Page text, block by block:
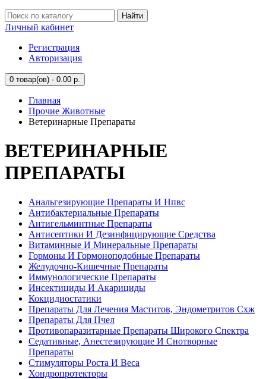
Найти
Личный кабинет
Регистрация
Авторизация
0 товар(ов) - 0.00 р.
Главная
Прочие Животные
Ветеринарные Препараты
ВЕТЕРИНАРНЫЕ
ПРЕПАРАТЫ
Анальгезирующие Препараты И Нпвс
Антибактериальные Препараты
Антигельминтные Препараты
Антисептики И Дезинфицирующие Средства
Витаминные И Минеральные Препараты
Гормоны И Гормоноподобные Препараты
Желудочно-Кишечные Препараты
Иммунологические Препараты
Инсектициды И Акарициды
Кокцидиостатики
Препараты Для Лечения Маститов, Эндометритов Схж
Препараты Для Пчел
Противопаразитарные Препараты Широкого Спектра
Седативные, Анестезирующие И Снотворные
Препараты
Стимуляторы Роста И Веса
Хондропротекторы